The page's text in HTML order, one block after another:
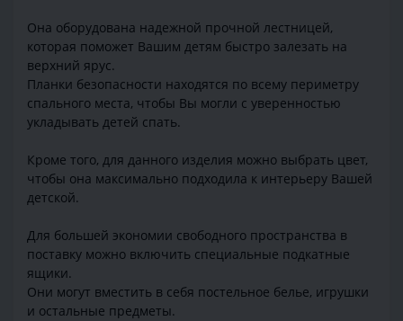
Она оборудована надежной прочной лестницей,
которая поможет Вашим детям быстро залезать на
верхний ярус.
Планки безопасности находятся по всему периметру
спального места, чтобы Вы могли с уверенностью
укладывать детей спать.
Кроме того, для данного изделия можно выбрать цвет,
чтобы она максимально подходила к интерьеру Вашей
детской.
Для большей экономии свободного пространства в
поставку можно включить специальные подкатные
ящики.
Они могут вместить в себя постельное белье, игрушки
и остальные предметы.